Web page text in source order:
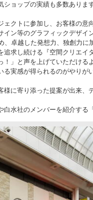
ョップの実績も多数あります
クトに参加し、お客様の
ン等のグラフィックデザイ
卓越した発想力、独創力に
求し続ける『空間クリエイ
」と声を上げていただけ
実感が得られるのがやりが
に寄り添った提案が出来
水社のメンバーを紹介する